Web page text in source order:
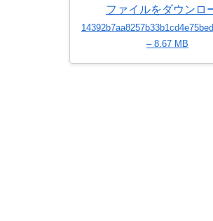
ファイルをダウンロ
– 8.67 MB